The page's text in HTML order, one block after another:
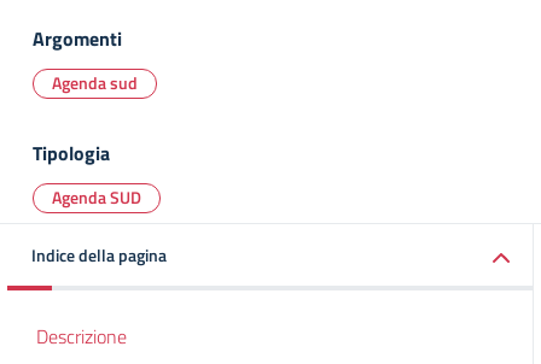
Argomenti
Agenda sud
Tipologia
Agenda SUD
Indice della pagina
Descrizione